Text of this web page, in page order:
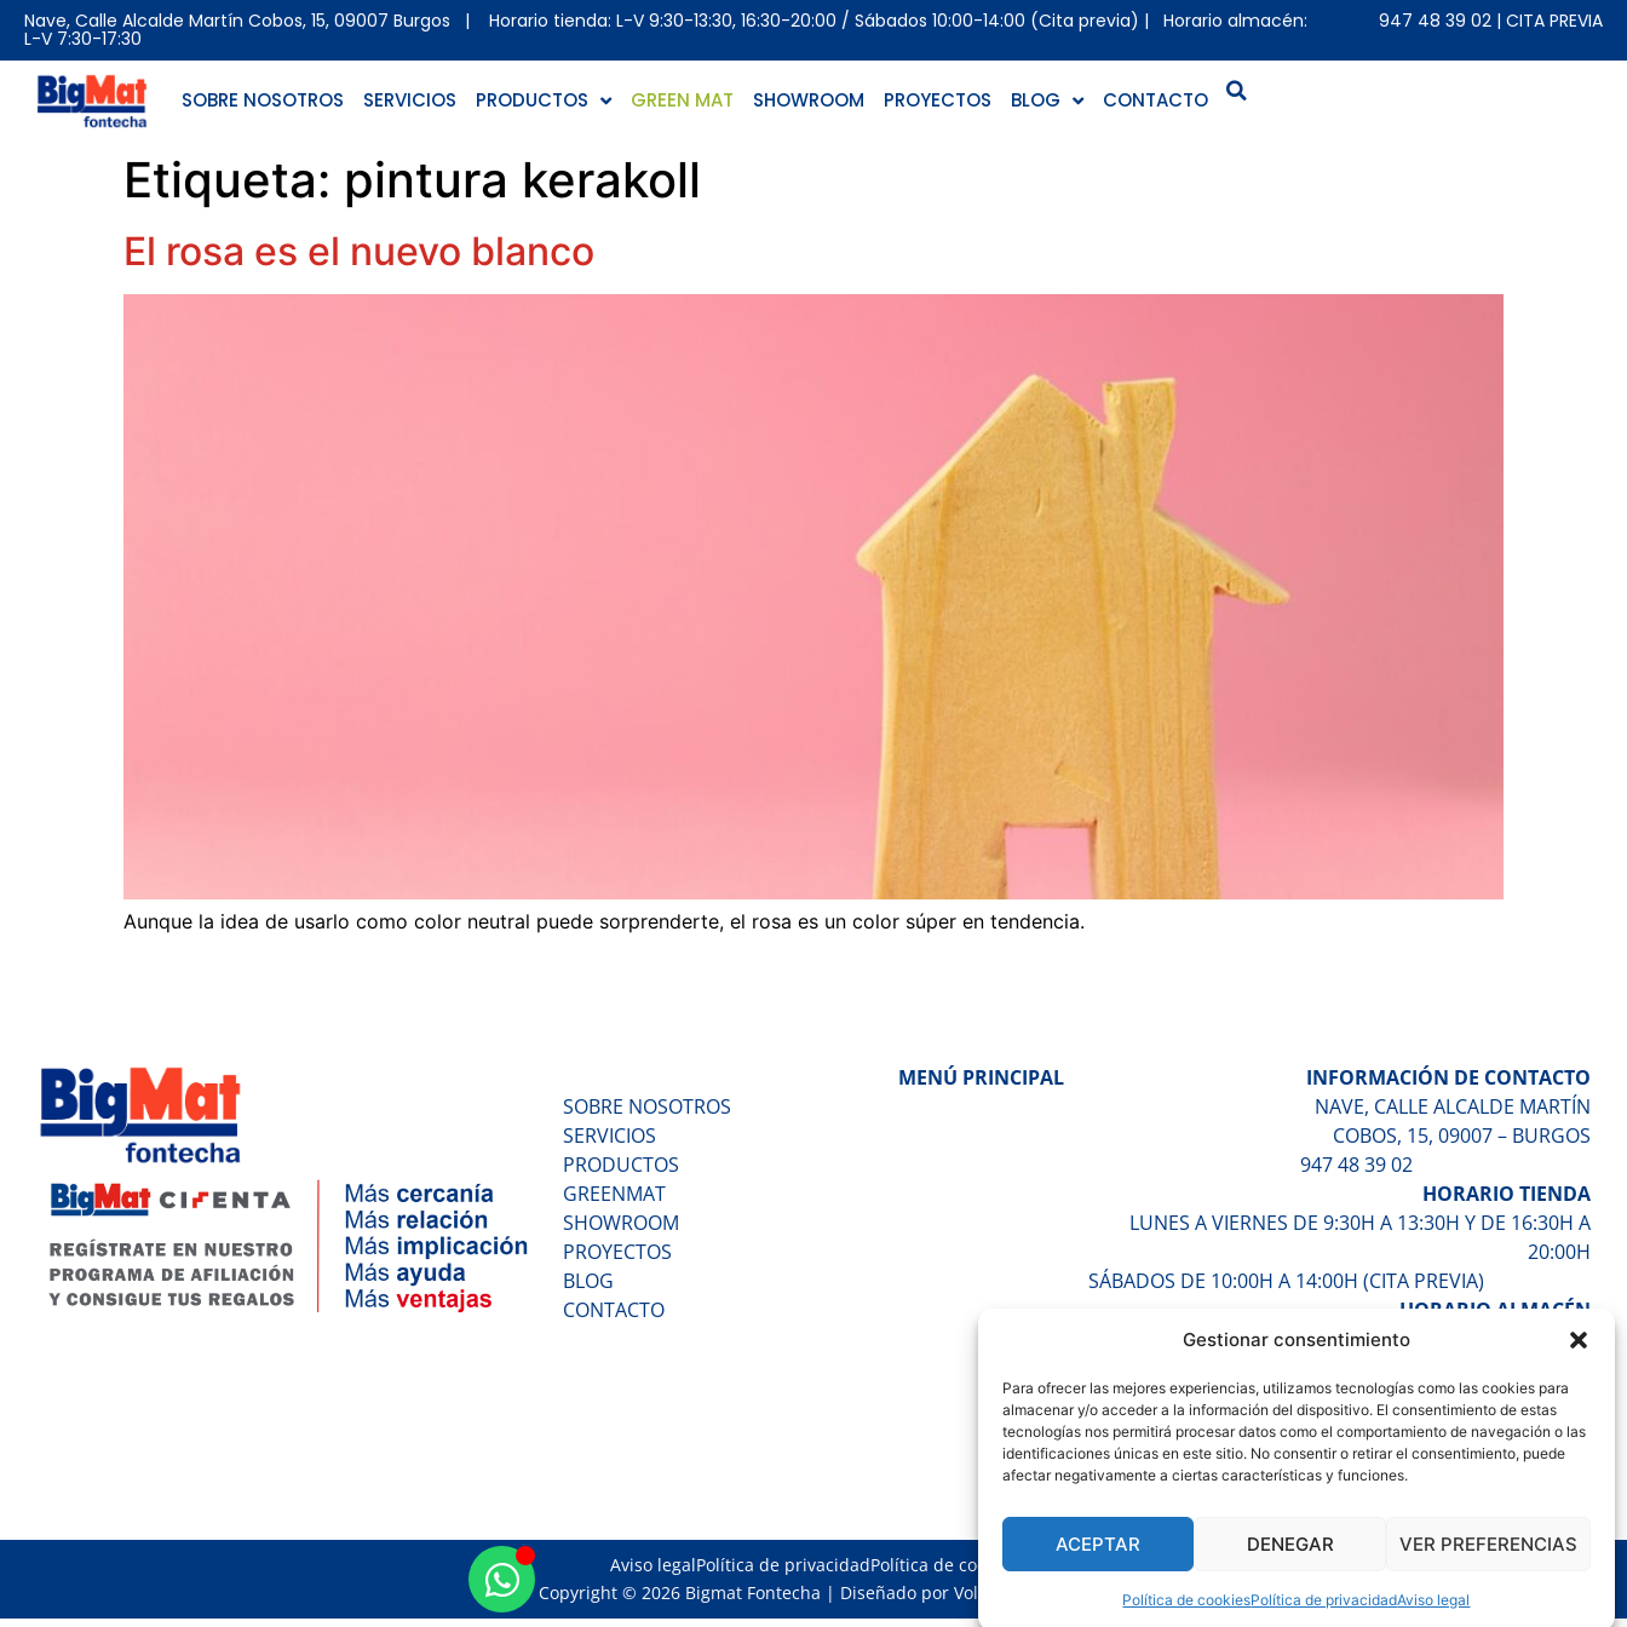
Gestionar consentimiento
Para ofrecer las mejores experiencias, utilizamos tecnologías como las cookies para
almacenar y/o acceder a la información del dispositivo. El consentimiento de estas
tecnologías nos permitirá procesar datos como el comportamiento de navegación o las
identificaciones únicas en este sitio. No consentir o retirar el consentimiento, puede
afectar negativamente a ciertas características y funciones.
ACEPTAR DENEGAR VER PREFERENCIAS
Política de cookiesPolítica de privacidadAviso legal
Nave, Calle Alcalde Martín Cobos, 15, 09007 Burgos | Horario tienda: L-V 9:30-13:30, 16:30-20:00 / Sábados 10:00-14:00 (Cita previa) | Horario almacén:
L-V 7:30-17:30
947 48 39 02| CITA PREVIA
SOBRE NOSOTROS SERVICIOS PRODUCTOS GREEN MAT SHOWROOM PROYECTOS BLOG CONTACTO
Etiqueta: pintura kerakoll
El rosa es el nuevo blanco
Aunque la idea de usarlo como color neutral puede sorprenderte, el rosa es un color súper en tendencia.
MENÚ PRINCIPAL
SOBRE NOSOTROS
SERVICIOS
PRODUCTOS
GREENMAT
SHOWROOM
PROYECTOS
BLOG
CONTACTO
INFORMACIÓN DE CONTACTO
NAVE, CALLE ALCALDE MARTÍN
COBOS, 15, 09007 – BURGOS
947 48 39 02
HORARIO TIENDA
LUNES A VIERNES DE 9:30H A 13:30H Y DE 16:30H A
20:00H
SÁBADOS DE 10:00H A 14:00H (CITA PREVIA)
HORARIO ALMACÉN
LUNES A VIERNES DE 7:30H A 17:30H
Aviso legalPolítica de privacidadPolítica de cookies
Copyright © 2026 Bigmat Fontecha | Diseñado por Volantis Creative